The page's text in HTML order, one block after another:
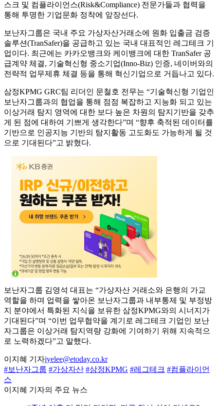
스크 및 컴플라이언스(Risk&Compliance) 전문가들과 협력을
통해 투명한 기업문화 정착에 앞장선다.
보난자그룹은 국내 주요 가상자산거래소에 원화 입출금 검증
솔루션(TranSafer)을 공급하고 있는 국내 대표적인 레그테크 기
업이다. 최근에는 카카오뱅크와 케이뱅크에 대한 TranSafer 공
급계약 체결, 기술혁신형 중소기업(Inno-Biz) 인증, 네이버와의
전략적 업무제휴 체결 등을 통해 혁신기업으로 거듭나고 있다.
삼정KPMG GRC팀 리더인 문철호 전무는 “기술혁신형 기업인
보난자그룹과의 협업을 통해 점점 복잡하고 지능화 되고 있는
이상거래 탐지 영역에 대한 보다 높은 차원의 탐지기반을 갖추
게 된 점에 대하여 기쁘게 생각한다”며 “향후 축적된 데이터를
기반으로 인공지능 기반의 탐지활동 고도화도 가능하게 될 것
으로 기대된다”고 밝혔다.
보난자그룹 김영석 대표는 “가상자산 거래소와 은행의 가교
역할을 하며 업력을 쌓아온 보난자그룹과 내부통제 및 부정방
지 분야에서 특화된 지식을 보유한 삼정KPMG와의 시너지가
기대된다”며 “이번 업무협약을 계기로 레그테크 기업인 보난
자그룹은 이상거래 탐지역량 강화에 기여하기 위해 지속적으
로 노력하겠다”고 말했다.
이지혜 기자jyelee@etoday.co.kr
#보난자그룹 #가상자산 #삼정KPMG #레그테크 #컴플라이언
스
이지혜 기자의 주요 뉴스